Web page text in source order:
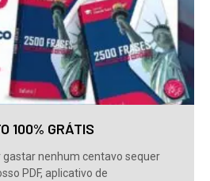
100% GRÁTIS
gastar nenhum centavo sequer
PDF, aplicativo de